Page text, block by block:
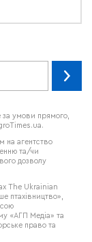
за умови прямого,
на агентство
та/чи
дозволу
The Ukrainian
птахівництво»,
«АГП Медіа» та
право та